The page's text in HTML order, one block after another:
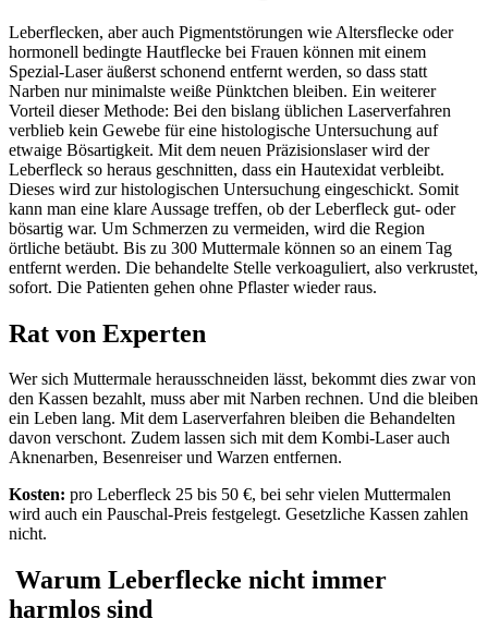
Leberflecken, aber auch Pigmentstörungen wie Altersflecke oder
hormonell bedingte Hautflecke bei Frauen können mit einem
Spezial-Laser äußerst schonend entfernt werden, so dass statt
Narben nur minimalste weiße Pünktchen bleiben. Ein weiterer
Vorteil dieser Methode: Bei den bislang üblichen Laserverfahren
verblieb kein Gewebe für eine histologische Untersuchung auf
etwaige Bösartigkeit. Mit dem neuen Präzisionslaser wird der
Leberfleck so heraus geschnitten, dass ein Hautexidat verbleibt.
Dieses wird zur histologischen Untersuchung eingeschickt. Somit
kann man eine klare Aussage treffen, ob der Leberfleck gut- oder
bösartig war. Um Schmerzen zu vermeiden, wird die Region
örtliche betäubt. Bis zu 300 Muttermale können so an einem Tag
entfernt werden. Die behandelte Stelle verkoaguliert, also verkrustet,
sofort. Die Patienten gehen ohne Pflaster wieder raus.
Rat von Experten
Wer sich Muttermale herausschneiden lässt, bekommt dies zwar von
den Kassen bezahlt, muss aber mit Narben rechnen. Und die bleiben
ein Leben lang. Mit dem Laserverfahren bleiben die Behandelten
davon verschont. Zudem lassen sich mit dem Kombi-Laser auch
Aknenarben, Besenreiser und Warzen entfernen.
Kosten: pro Leberfleck 25 bis 50 €, bei sehr vielen Muttermalen
wird auch ein Pauschal-Preis festgelegt. Gesetzliche Kassen zahlen
nicht.
Warum Leberflecke nicht immer
harmlos sind